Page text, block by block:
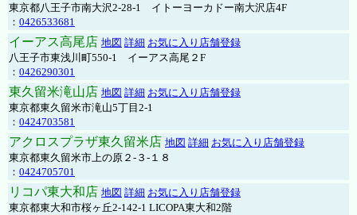
東京都八王子市南大沢2-28-1 イトーヨーカドー南大沢店4F
： 0426533681
イーアス高尾店 地図 詳細 お気に入り店舗登録
八王子市東浅川町550-1 イーアス高尾２F
： 0426290301
東久留米滝山店 地図 詳細 お気に入り店舗登録
東京都東久留米市滝山5丁目2-1
： 0424703581
アクロスプラザ東久留米店 地図 詳細 お気に入り店舗登録
東京都東久留米市上の原２-３-１８
： 0424705701
リコパ東大和店 地図 詳細 お気に入り店舗登録
東京都東大和市桜ヶ丘2-142-1 LICOPA東大和2階